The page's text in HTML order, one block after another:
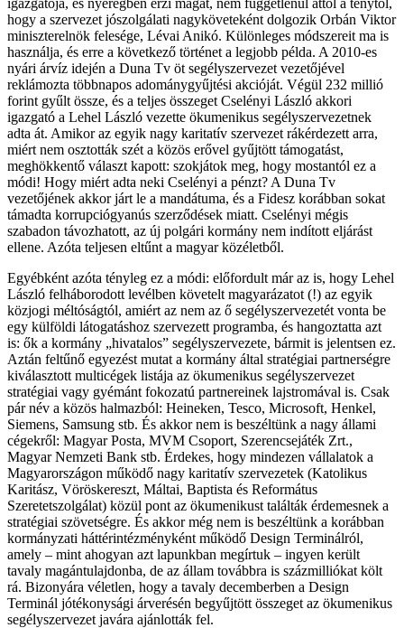
hogy a szervezet jószolgálati nagyköveteként dolgozik Orbán Viktor
miniszterelnök felesége, Lévai Anikó. Különleges módszereit ma is
használja, és erre a következő történet a legjobb példa. A 2010-es
nyári árvíz idején a Duna Tv öt segélyszervezet vezetőjével
reklámozta többnapos adománygyűjtési akcióját. Végül 232 millió
forint gyűlt össze, és a teljes összeget Cselényi László akkori
igazgató a Lehel László vezette ökumenikus segélyszervezetnek
adta át. Amikor az egyik nagy karitatív szervezet rákérdezett arra,
miért nem osztották szét a közös erővel gyűjtött támogatást,
meghökkentő választ kapott: szokjátok meg, hogy mostantól ez a
módi! Hogy miért adta neki Cselényi a pénzt? A Duna Tv
vezetőjének akkor járt le a mandátuma, és a Fidesz korábban sokat
támadta korrupciógyanús szerződések miatt. Cselényi mégis
szabadon távozhatott, az új polgári kormány nem indított eljárást
ellene. Azóta teljesen eltűnt a magyar közéletből.
Egyébként azóta tényleg ez a módi: előfordult már az is, hogy Lehel
László felháborodott levélben követelt magyarázatot (!) az egyik
közjogi méltóságtól, amiért az nem az ő segélyszervezetét vonta be
egy külföldi látogatáshoz szervezett programba, és hangoztatta azt
is: ők a kormány „hivatalos” segélyszervezete, bármit is jelentsen ez.
Aztán feltűnő egyezést mutat a kormány által stratégiai partnerségre
kiválasztott multicégek listája az ökumenikus segélyszervezet
stratégiai vagy gyémánt fokozatú partnereinek lajstromával is. Csak
pár név a közös halmazból: Heineken, Tesco, Microsoft, Henkel,
Siemens, Samsung stb. És akkor nem is beszéltünk a nagy állami
cégekről: Magyar Posta, MVM Csoport, Szerencsejáték Zrt.,
Magyar Nemzeti Bank stb. Érdekes, hogy mindezen vállalatok a
Magyarországon működő nagy karitatív szervezetek (Katolikus
Karitász, Vöröskereszt, Máltai, Baptista és Református
Szeretetszolgálat) közül pont az ökumenikust találták érdemesnek a
stratégiai szövetségre. És akkor még nem is beszéltünk a korábban
kormányzati háttérintézményként működő Design Terminálról,
amely – mint ahogyan azt lapunkban megírtuk – ingyen került
tavaly magántulajdonba, de az állam továbbra is százmilliókat költ
rá. Bizonyára véletlen, hogy a tavaly decemberben a Design
Terminál jótékonysági árverésén begyűjtött összeget az ökumenikus
segélyszervezet javára ajánlották fel.